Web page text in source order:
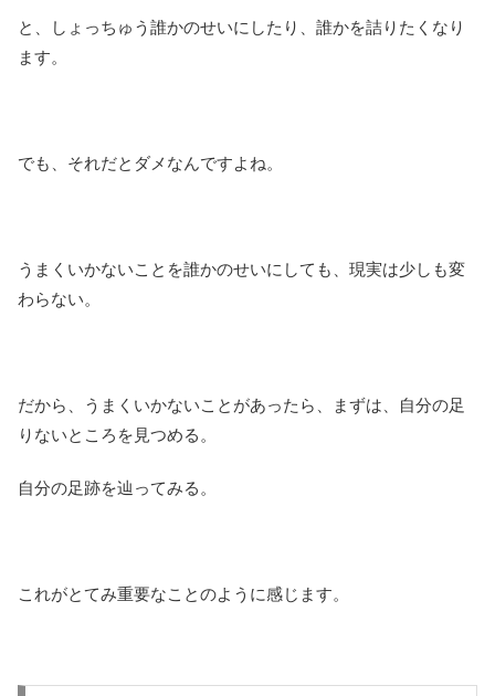
と、しょっちゅう誰かのせいにしたり、誰かを詰りたくなり
ます。
でも、それだとダメなんですよね。
うまくいかないことを誰かのせいにしても、現実は少しも変
わらない。
だから、うまくいかないことがあったら、まずは、自分の足
りないところを見つめる。
自分の足跡を辿ってみる。
これがとてみ重要なことのように感じます。